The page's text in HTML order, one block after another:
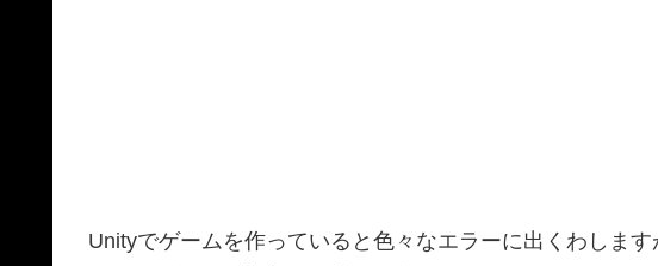
Unityでゲームを作っていると色々なエラーに出くわしま